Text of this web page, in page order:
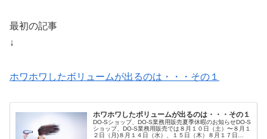
最初の記事
↓
ホワホワしたボリュームが出るのは・・・その１
ホワホワしたボリュームが出るのは・・・その１
DO-Sショップ、DO-S業務用販売夏季休暇のお知らせDO-S
ショップ、DO-S業務用販売では８月１０日（土）〜８月１
２日（月)８月１４日（水）、１５日（木）８月１７日